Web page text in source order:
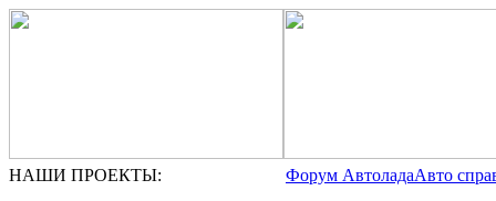
НАШИ ПРОЕКТЫ: Форум АвтоладаАвто